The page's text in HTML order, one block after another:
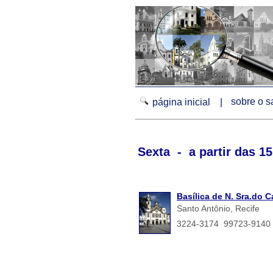
página inicial | sobre o
Sexta - a partir das
Basílica de N. Sra.do
Santo Antônio, Recife
3224-3174 99723-9140